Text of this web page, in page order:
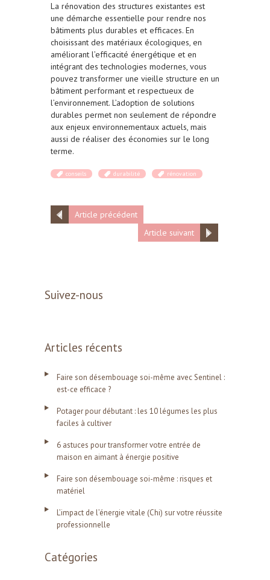
La rénovation des structures existantes est
une démarche essentielle pour rendre nos
bâtiments plus durables et efficaces. En
choisissant des matériaux écologiques, en
améliorant l’efficacité énergétique et en
intégrant des technologies modernes, vous
pouvez transformer une vieille structure en un
bâtiment performant et respectueux de
l’environnement. L’adoption de solutions
durables permet non seulement de répondre
aux enjeux environnementaux actuels, mais
aussi de réaliser des économies sur le long
terme.
conseils durabilité rénovation
Article précédent
Article suivant
Suivez-nous
Articles récents
Faire son désembouage soi-même avec Sentinel :
est-ce efficace ?
Potager pour débutant : les 10 légumes les plus
faciles à cultiver
6 astuces pour transformer votre entrée de
maison en aimant à énergie positive
Faire son désembouage soi-même : risques et
matériel
L’impact de l’énergie vitale (Chi) sur votre réussite
professionnelle
Catégories